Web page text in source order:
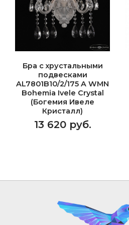
Бра с хрустальными
подвесками
AL7801B10/2/175 A WMN
Bohemia Ivele Crystal
(Богемия Ивеле
Кристалл)
13 620 руб.